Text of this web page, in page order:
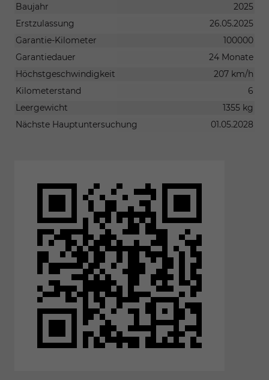
Baujahr
2025
Erstzulassung
26.05.2025
Garantie-Kilometer
100000
Garantiedauer
24 Monate
Höchstgeschwindigkeit
207 km/h
Kilometerstand
6
Leergewicht
1355 kg
Nächste Hauptuntersuchung
01.05.2028